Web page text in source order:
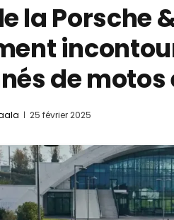
la Porsche
de
25 février 2025